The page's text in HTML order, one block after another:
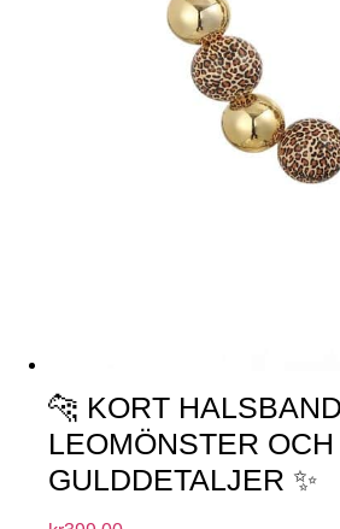
🐆 KORT
LEOMÖNSTER OCH
GULDDETALJER ✨